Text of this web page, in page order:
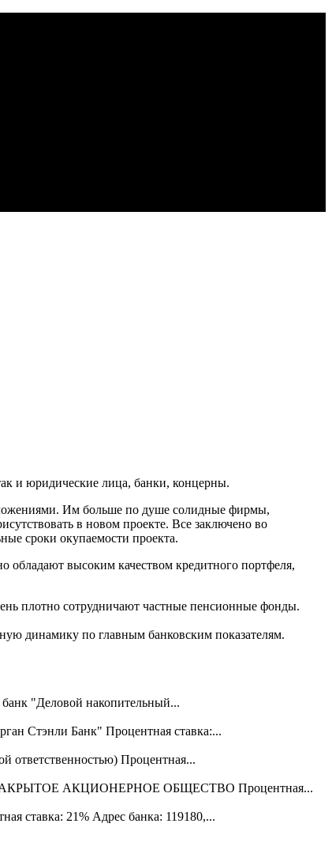
и юридические лица, банки, концерны.
Им больше по душе солидные фирмы,
в новом проекте. Все заключено во
сроки окупаемости проекта.
обладают высоким качеством кредитного портфеля,
плотно сотрудничают частные пенсионные фонды.
динамику по главным банковским показателям.
"Деловой накопительный...
Стэнли Банк" Процентная ставка:...
Процентная...
АКЦИОНЕРНОЕ ОБЩЕСТВО Процентная...
ставка: 21% Адрес банка: 119180,...